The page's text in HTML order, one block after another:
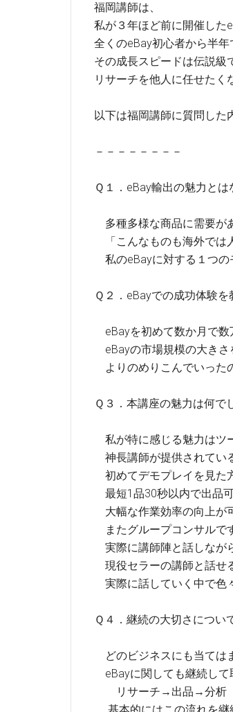
福岡講師は、
私が３年ほど前に開催した
全くのeBay初心者から半年
その成長スピードは伝説級
リサーチを他人に任せたく
以下は福岡講師に質問した
－－－－－－－－
Ｑ１．eBay輸出の魅力とは
多種多様な商品に需要が
「こんなものも海外では
私のeBayに対する１つの
Ｑ２．eBayでの成功体験
eBayを初めて数か月で数
eBayの市場規模の大きさ
よりのめりこんでいった
Ｑ３．本講座の魅力は何で
私が特に感じる魅力はツ
神長講師が提供されてい
初めてデモプレイを見た
最短1品30秒以内で出品
大幅な作業効率の向上が
またグループコンサルで
実際に講師陣と話しなが
現役セラーの講師と話せ
実際に話していく中で色
Ｑ４．継続の大切さについ
どのビジネスにも当ては
eBayに関しても継続して
リサーチ→出品→分析